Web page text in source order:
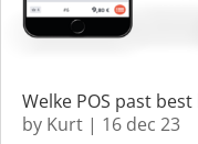
Welke POS past
by Kurt | 16 dec 23